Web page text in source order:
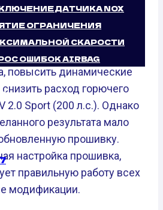
ДАТЧИКА NOX
ОГРАНИЧЕНИЯ
СКАРОСТИ
ОШИБОК AIRBAG
чип-тюнинг стал
автомобилей. Он
неиспользованный
повысить динамические
снизить расход горючего
2.0 Sport (200 л.с.). Однако
результата мало
прошивку.
настройка прошивка,
правильную работу всех
модификации.